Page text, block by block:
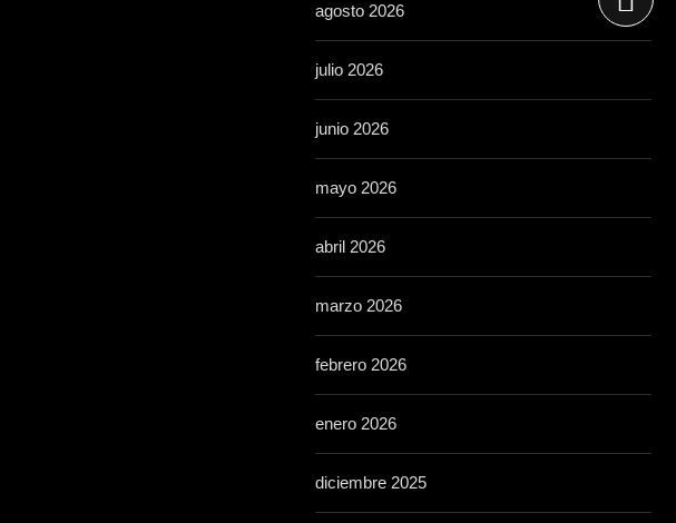
agosto 2026
julio 2026
junio 2026
mayo 2026
abril 2026
marzo 2026
febrero 2026
enero 2026
diciembre 2025